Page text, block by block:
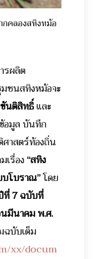
คลองสทิงหม้อ
รผลิต
ชนสทิงหม้อจะ
นติสิทธิ์และ
อมูล บันทึก
าสตร์ท้องถิ่น
รื่อง“สทิง
บโบราณ”โดย
ที่ 7 ฉบับที่
มีนาคม พ.ศ.
ฉบับเต็ม
xx/docum